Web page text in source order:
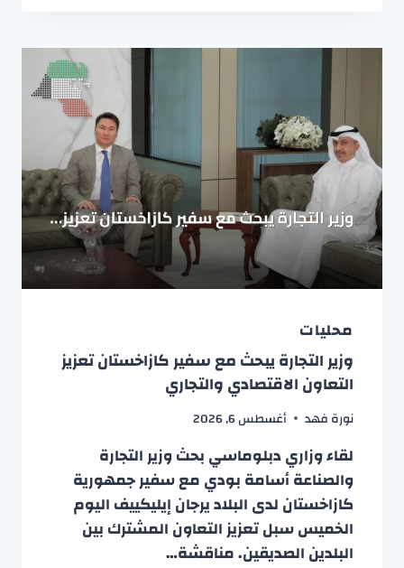
محليات
وزير التجارة يبحث مع سفير كازاخستان تعزيز
التعاون الاقتصادي والتجاري
نورة فهد أغسطس 6, 2026
لقاء وزاري دبلوماسي بحث وزير التجارة
والصناعة أسامة بودي مع سفير جمهورية
كازاخستان لدى البلاد يرجان إيليكييف اليوم
الخميس سبل تعزيز التعاون المشترك بين
البلدين الصديقين. مناقشة…